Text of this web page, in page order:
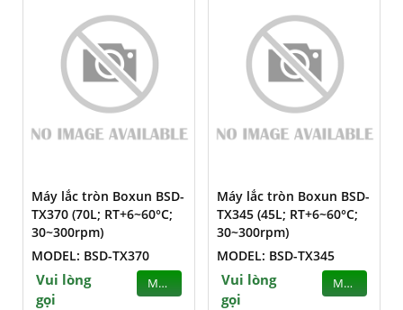
Máy lắc tròn Boxun BSD-
TX370 (70L; RT+6~60°C;
30~300rpm)
MODEL: BSD-TX370
Vui lòng
gọi
MUA
Máy lắc tròn Boxun BSD-
TX345 (45L; RT+6~60°C;
30~300rpm)
MODEL: BSD-TX345
Vui lòng
gọi
MUA